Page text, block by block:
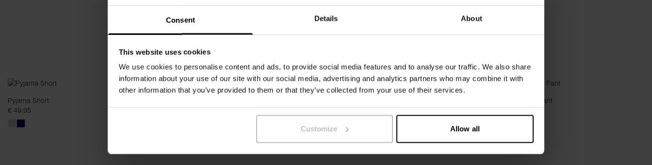
Consent Details About
This website uses cookies
We use cookies to personalise content and ads, to provide social media features and to analyse our traffic. We also share
information about your use of our site with our social media, advertising and analytics partners who may combine it with
other information that you’ve provided to them or that they’ve collected from your use of their services.
Customize Allow all
Pyjama Short
€ 49.95
Woven Pyjama Pant